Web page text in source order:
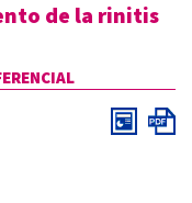
de la rinitis